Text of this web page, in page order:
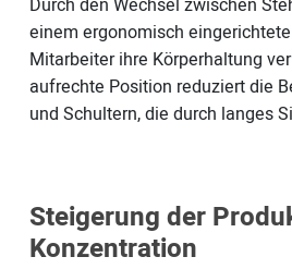
einem ergonomisch
Mitarbeiter ihre Körperhaltung
aufrechte Position reduziert die
und Schultern, die durch langes
Steigerung der
Konzentration